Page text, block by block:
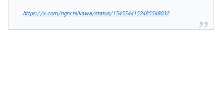
https://x.com/ngnchiikawa/status/1545544152485548032